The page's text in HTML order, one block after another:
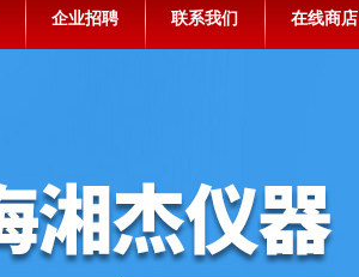
企业招聘 联系我们 在线商店